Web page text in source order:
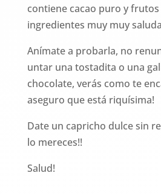
contiene cacao puro y frutos
ingredientes muy muy
Anímate a probarla, no
untar una tostadita o una
chocolate, verás como te
aseguro que está riquísima!
Date un capricho dulce sin
lo mereces!!
Salud!